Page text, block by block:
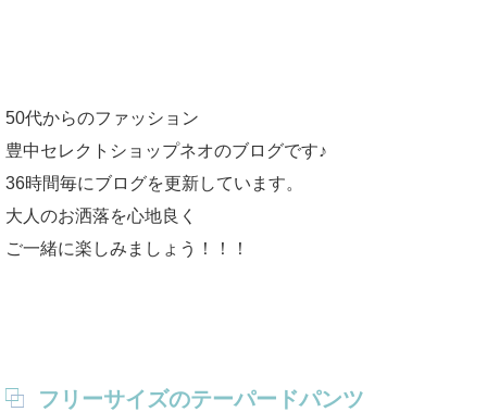
50代からのファッション
豊中セレクトショップネオのブログです♪
36時間毎にブログを更新しています。
大人のお洒落を心地良く
ご一緒に楽しみましょう！！！
フリーサイズのテーパードパンツ